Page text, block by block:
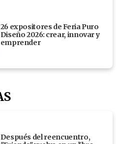
26 expositores de Feria Puro
Diseño 2026: crear, innovar y
emprender
Después del reencuentro,